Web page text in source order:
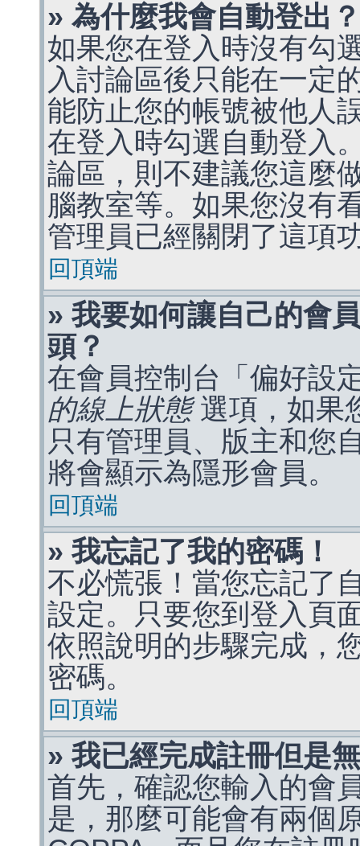
» 為什麼我會自動登出？
如果您在登入時沒有勾
入討論區後只能在一定
能防止您的帳號被他人
在登入時勾選自動登入
論區，則不建議您這麼
腦教室等。如果您沒有
管理員已經關閉了這項
回頂端
» 我要如何讓自己的會
頭？
在會員控制台「偏好設
的線上狀態選項，如果
只有管理員、版主和您
將會顯示為隱形會員。
回頂端
» 我忘記了我的密碼！
不必慌張！當您忘記了
設定。只要您到登入頁
依照說明的步驟完成，
密碼。
回頂端
» 我已經完成註冊但是
首先，確認您輸入的會
是，那麼可能會有兩個